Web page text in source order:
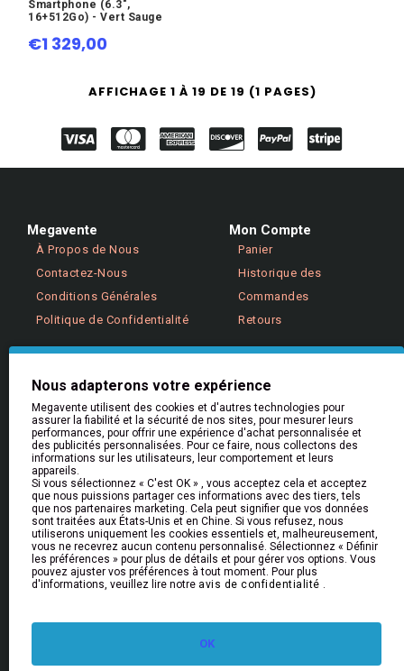
Smartphone (6.3",
16+512Go) - Vert Sauge
€1 329,00
AFFICHAGE 1 À 19 DE 19 (1 PAGES)
Megavente
À Propos de Nous
Contactez-Nous
Conditions Générales
Politique de Confidentialité
Mon Compte
Panier
Historique des
Commandes
Retours
Aide & Informations
Livraison
Retours et Remboursements
FAQs
Bulletin
Restez informé des nouveautés et des promotions
en vous inscrivant à notre newsletter
Envoyer
Nous adapterons votre expérience
Megavente utilisent des cookies et d'autres technologies pour
assurer la fiabilité et la sécurité de nos sites, pour mesurer leurs
performances, pour offrir une expérience d'achat personnalisée et
des publicités personnalisées. Pour ce faire, nous collectons des
informations sur les utilisateurs, leur comportement et leurs
appareils.
Si vous sélectionnez « C'est OK » , vous acceptez cela et acceptez
que nous puissions partager ces informations avec des tiers, tels
que nos partenaires marketing. Cela peut signifier que vos données
sont traitées aux États-Unis et en Chine. Si vous refusez, nous
utiliserons uniquement les cookies essentiels et, malheureusement,
vous ne recevrez aucun contenu personnalisé. Sélectionnez « Définir
les préférences » pour plus de détails et pour gérer vos options. Vous
pouvez ajuster vos préférences à tout moment. Pour plus
d'informations, veuillez lire notre avis de confidentialité .
OK